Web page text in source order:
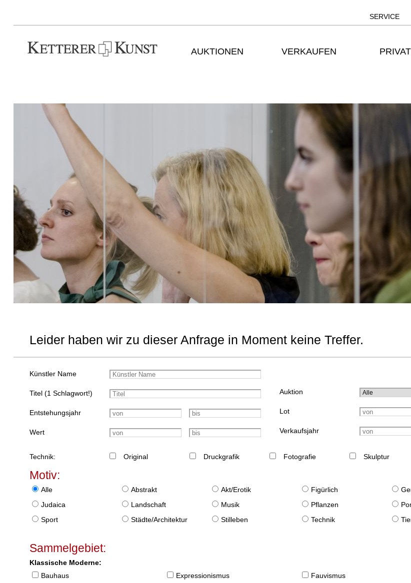
SERVICE
AUKTIONEN VERKAUFEN
Leider haben wir zu dieser Anfrage in Moment keine Treffer.
Künstler Name
Titel (1 Schlagwort!)
Entstehungsjahr
Wert
Auktion
Lot
Verkaufsjahr
Technik: Original Druckgrafik Fotografie Skulptur
Motiv:
Alle Abstrakt Akt/Erotik Figürlich
Judaica
Landschaft Musik Pflanzen
Sport
Städte/Architektur Stilleben Technik
Sammelgebiet:
Klassische Moderne:
Bauhaus
Expressionismus Fauvismus